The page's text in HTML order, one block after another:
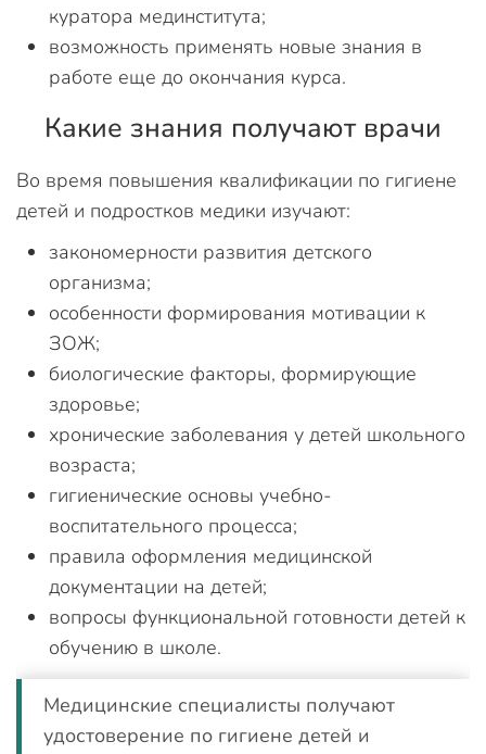
куратора мединститута;
возможность применять новые знания в
работе еще до окончания курса.
Какие знания получают врачи
Во время повышения квалификации по гигиене
детей и подростков медики изучают:
закономерности развития детского
организма;
особенности формирования мотивации к
ЗОЖ;
биологические факторы, формирующие
здоровье;
хронические заболевания у детей школьного
возраста;
гигиенические основы учебно-
воспитательного процесса;
правила оформления медицинской
документации на детей;
вопросы функциональной готовности детей к
обучению в школе.
Медицинские специалисты получают
удостоверение по гигиене детей и